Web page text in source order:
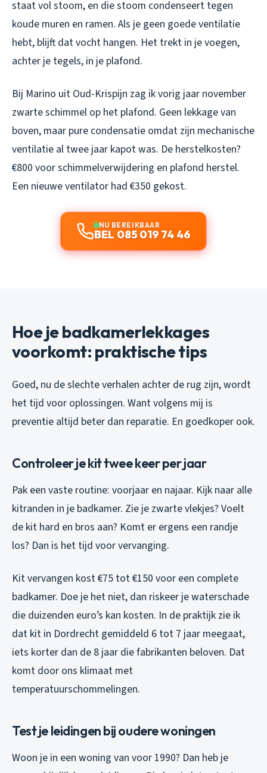
staat vol stoom, en die stoom condenseert tegen
koude muren en ramen. Als je geen goede ventilatie
hebt, blijft dat vocht hangen. Het trekt in je voegen,
achter je tegels, in je plafond.
Bij Marino uit Oud-Krispijn zag ik vorig jaar november
zwarte schimmel op het plafond. Geen lekkage van
boven, maar pure condensatie omdat zijn mechanische
ventilatie al twee jaar kapot was. De herstelkosten?
€800 voor schimmelverwijdering en plafond herstel.
Een nieuwe ventilator had €350 gekost.
NU BEREIKBAAR
BEL 085 019 74 46
Hoe je badkamerlekkages
voorkomt: praktische tips
Goed, nu de slechte verhalen achter de rug zijn, wordt
het tijd voor oplossingen. Want volgens mij is
preventie altijd beter dan reparatie. En goedkoper ook.
Controleer je kit twee keer per jaar
Pak een vaste routine: voorjaar en najaar. Kijk naar alle
kitranden in je badkamer. Zie je zwarte vlekjes? Voelt
de kit hard en bros aan? Komt er ergens een randje
los? Dan is het tijd voor vervanging.
Kit vervangen kost €75 tot €150 voor een complete
badkamer. Doe je het niet, dan riskeer je waterschade
die duizenden euro’s kan kosten. In de praktijk zie ik
dat kit in Dordrecht gemiddeld 6 tot 7 jaar meegaat,
iets korter dan de 8 jaar die fabrikanten beloven. Dat
komt door ons klimaat met
temperatuurschommelingen.
Test je leidingen bij oudere woningen
Woon je in een woning van voor 1990? Dan heb je